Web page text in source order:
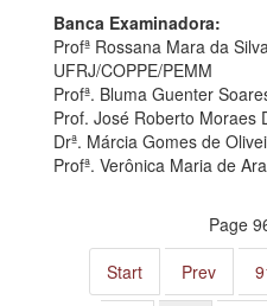
Banca Examinadora:
Profª Rossana Mara da
UFRJ/COPPE/PEMM
Profª. Bluma Guenter
Prof. José Roberto Moraes
Drª. Márcia Gomes de
Profª. Verônica Maria de
Page
Start
Prev